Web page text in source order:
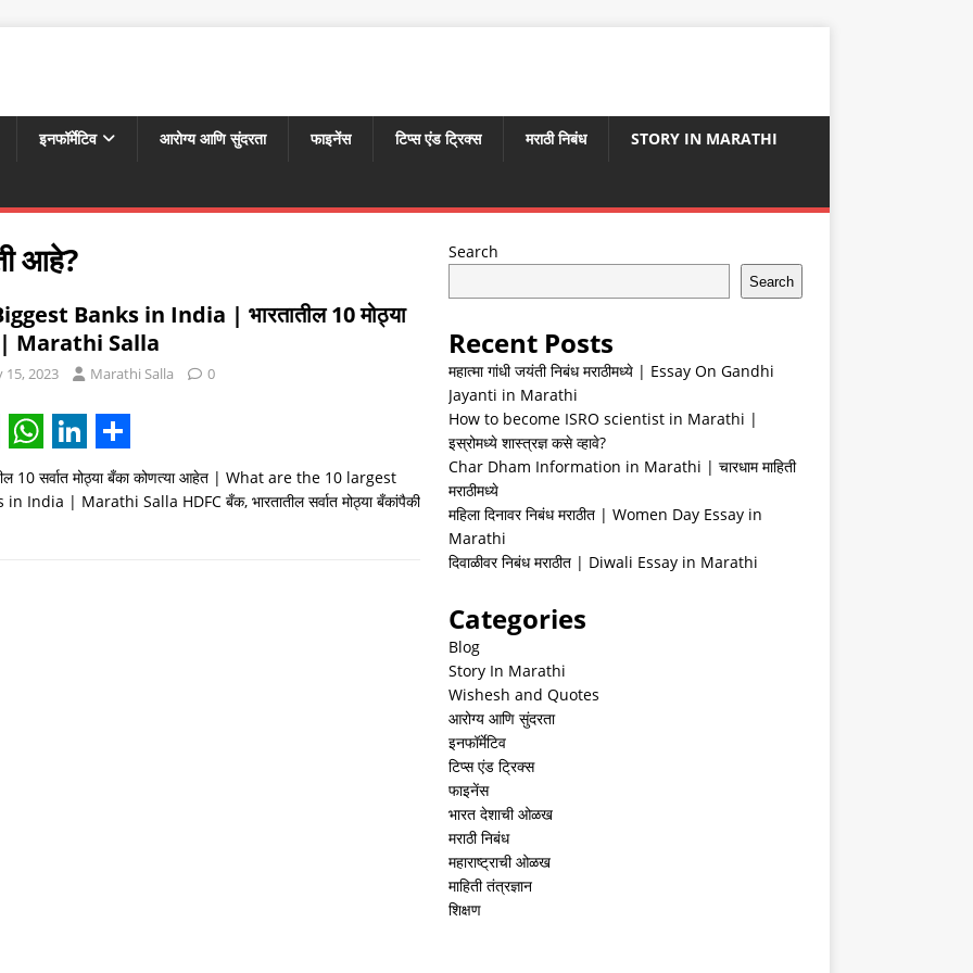
इनफॉर्मेटिव आरोग्य आणि सुंदरता फाइनेंस टिप्स एंड ट्रिक्स मराठी निबंध STORY IN MARATHI
आहे?
Banks in India | भारतातील 10 मोठ्या
| Marathi Salla
15, 2023 Marathi Salla 0
W
h
L
i
S
h
10 सर्वात मोठ्या बँका कोणत्या आहेत | What are the 10 largest
in India | Marathi Salla HDFC बँक, भारतातील सर्वात मोठ्या बँकांपैकी
Search
Search
Recent Posts
महात्मा गांधी जयंती निबंध मराठीमध्ये | Essay On Gandhi
Jayanti in Marathi
How to become ISRO scientist in Marathi |
इस्रोमध्ये शास्त्रज्ञ कसे व्हावे?
Char Dham Information in Marathi | चारधाम माहिती
मराठीमध्ये
महिला दिनावर निबंध मराठीत | Women Day Essay in
Marathi
दिवाळीवर निबंध मराठीत | Diwali Essay in Marathi
Categories
Blog
Story In Marathi
Wishesh and Quotes
आरोग्य आणि सुंदरता
इनफॉर्मेटिव
टिप्स एंड ट्रिक्स
फाइनेंस
भारत देशाची ओळख
मराठी निबंध
महाराष्ट्राची ओळख
माहिती तंत्रज्ञान
शिक्षण